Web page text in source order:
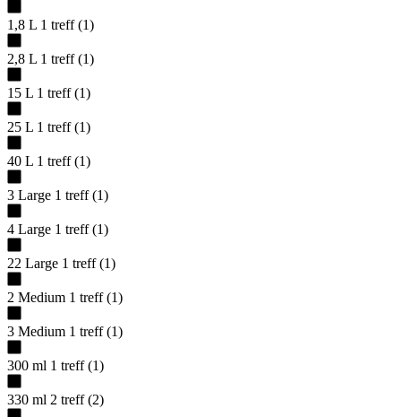
1,8 L 1 treff (1)
2,8 L 1 treff (1)
15 L 1 treff (1)
25 L 1 treff (1)
40 L 1 treff (1)
3 Large 1 treff (1)
4 Large 1 treff (1)
22 Large 1 treff (1)
2 Medium 1 treff (1)
3 Medium 1 treff (1)
300 ml 1 treff (1)
330 ml 2 treff (2)